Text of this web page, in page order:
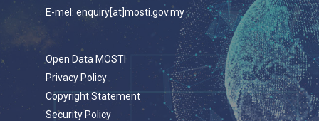
E-mel: enquiry[at]mosti.gov.my
Open Data MOSTI
Privacy Policy
Copyright Statement
Security Policy